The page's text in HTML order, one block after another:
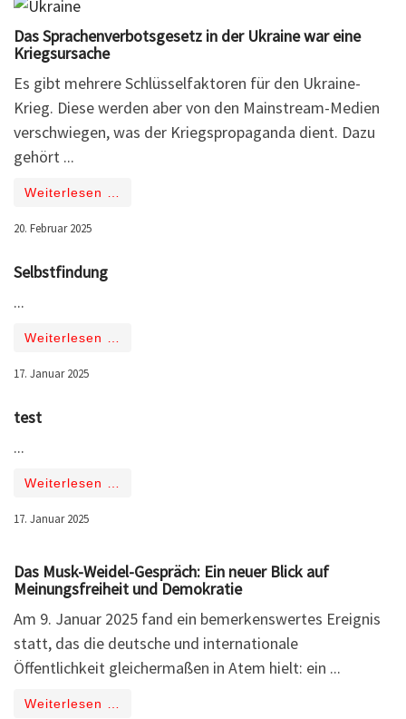
Das Sprachenverbotsgesetz in der Ukraine war eine
Kriegsursache
Es gibt mehrere Schlüsselfaktoren für den Ukraine-
Krieg. Diese werden aber von den Mainstream-Medien
verschwiegen, was der Kriegspropaganda dient. Dazu
gehört ...
Weiterlesen …
20. Februar 2025
Selbstfindung
...
Weiterlesen …
17. Januar 2025
test
...
Weiterlesen …
17. Januar 2025
Das Musk-Weidel-Gespräch: Ein neuer Blick auf
Meinungsfreiheit und Demokratie
Am 9. Januar 2025 fand ein bemerkenswertes Ereignis
statt, das die deutsche und internationale
Öffentlichkeit gleichermaßen in Atem hielt: ein ...
Weiterlesen …